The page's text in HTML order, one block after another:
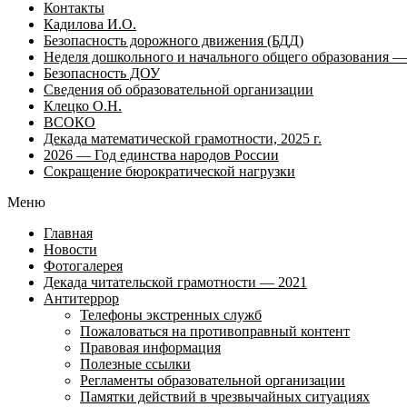
Контакты
Кадилова И.О.
Безопасность дорожного движения (БДД)
Неделя дошкольного и начального общего образования —
Безопасность ДОУ
Сведения об образовательной организации
Клецко О.Н.
ВСОКО
Декада математической грамотности, 2025 г.
2026 — Год единства народов России
Сокращение бюрократической нагрузки
Меню
Главная
Новости
Фотогалерея
Декада читательской грамотности — 2021
Антитеррор
Телефоны экстренных служб
Пожаловаться на противоправный контент
Правовая информация
Полезные ссылки
Регламенты образовательной организации
Памятки действий в чрезвычайных ситуациях